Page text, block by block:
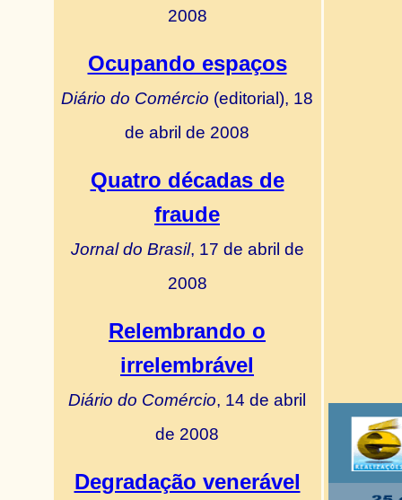
2008
Ocupando espaços
Diário do Comércio (editorial), 18
de abril de 2008
Quatro décadas de
fraude
Jornal do Brasil, 17 de abril de
2008
Relembrando o
irrelembrável
Diário do Comércio, 14 de abril
de 2008
Degradação venerável